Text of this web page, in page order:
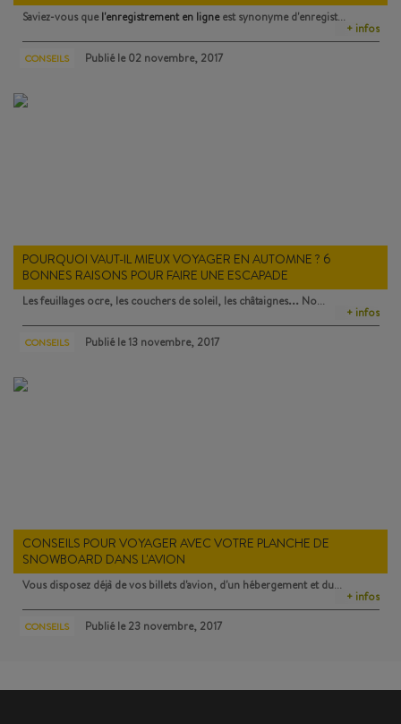
Saviez-vous quel'enregistrement en ligneest synonyme d'enregist…
+ infos
CONSEILS Publié le02 novembre, 2017
POURQUOI VAUT-IL MIEUX VOYAGER EN AUTOMNE ? 6
BONNES RAISONS POUR FAIRE UNE ESCAPADE
Les feuillages ocre, les couchers de soleil, les châtaignes... No…
+ infos
CONSEILS Publié le13 novembre, 2017
CONSEILS POUR VOYAGER AVEC VOTRE PLANCHE DE
SNOWBOARD DANS L'AVION
Vous disposez déjà de vos billets d'avion, d'un hébergement et du…
+ infos
CONSEILS Publié le23 novembre, 2017